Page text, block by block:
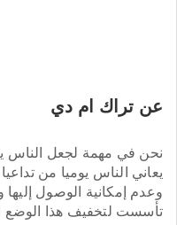
عن تراك ام دي
نحن في مهمة لجعل الناس
يعاني الناس يوميا من
وعدم إمكانية الوصول
تأسست لتخفيف هذا الوضع